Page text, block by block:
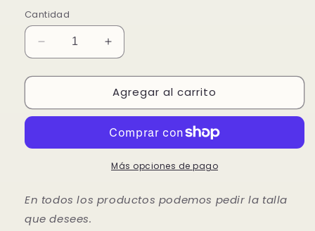
disponible
Cantidad
Reducir
cantidad
para
Chloe
Aumentar
cantidad
para
Vestido
Chloe
Agregar al carrito
Más opciones de pago
En todos los productos podemos pedir la talla
que desees.